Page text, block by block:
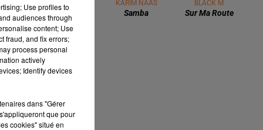
I'm Still
Standing
KARIM NAAS
Samba
BLACK M
Sur Ma Route
Use profiles to
audiences through
content; Use
fraud, and fix errors;
process personal
actively
Identify devices
dans "Gérer
que pour
cookies" situé en